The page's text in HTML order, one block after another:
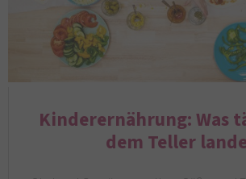
Kinderernährung: Was
dem Teller